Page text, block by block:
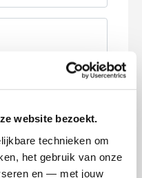
website bezoekt.
technieken om
het gebruik van onze
en — met jouw